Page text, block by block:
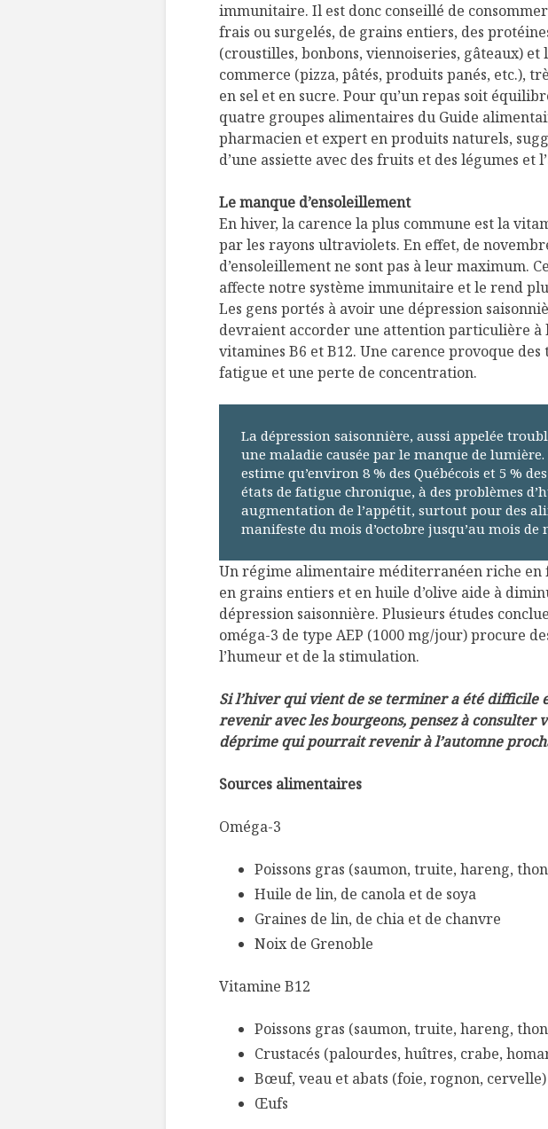
immunitaire. Il est donc conseillé de
frais ou surgelés, de grains entiers, des
(croustilles, bonbons, viennoiseries, gâteaux)
commerce (pizza, pâtés, produits panés, etc.),
en sel et en sucre. Pour qu’un repas soit
quatre groupes alimentaires du Guide
pharmacien et expert en produits naturels,
d’une assiette avec des fruits et des légumes et
Le manque d’ensoleillement
En hiver, la carence la plus commune est la
par les rayons ultraviolets. En effet, de
d’ensoleillement ne sont pas à leur maximum.
affecte notre système immunitaire et le rend
Les gens portés à avoir une dépression
devraient accorder une attention particulière à
vitamines B6 et B12. Une carence provoque
fatigue et une perte de concentration.
La dépression saisonnière, aussi appelée
une maladie causée par le manque de lumière.
estime qu’environ 8 % des Québécois et 5 %
états de fatigue chronique, à des problèmes
augmentation de l’appétit, surtout pour des
manifeste du mois d’octobre jusqu’au mois de
Un régime alimentaire méditerranéen riche en
en grains entiers et en huile d’olive aide à
dépression saisonnière. Plusieurs études
oméga-3 de type AEP (1000 mg/jour) procure
l’humeur et de la stimulation.
Si l’hiver qui vient de se terminer a été difficile
revenir avec les bourgeons, pensez à
déprime qui pourrait revenir à l’automne
Sources alimentaires
Oméga-3
Poissons gras (saumon, truite, hareng,
Huile de lin, de canola et de soya
Graines de lin, de chia et de chanvre
Noix de Grenoble
Vitamine B12
Poissons gras (saumon, truite, hareng,
Crustacés (palourdes, huîtres, crabe,
Bœuf, veau et abats (foie, rognon, cervelle)
Œufs